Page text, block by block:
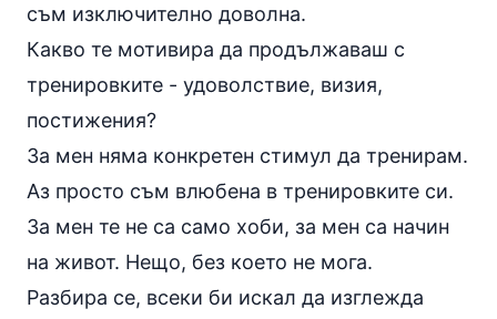
съм изключително доволна.
Какво те мотивира да продължаваш с
тренировките - удоволствие, визия,
постижения?
За мен няма конкретен стимул да тренирам.
Аз просто съм влюбена в тренировките си.
За мен те не са само хоби, за мен са начин
на живот. Нещо, без което не мога.
Разбира се, всеки би искал да изглежда